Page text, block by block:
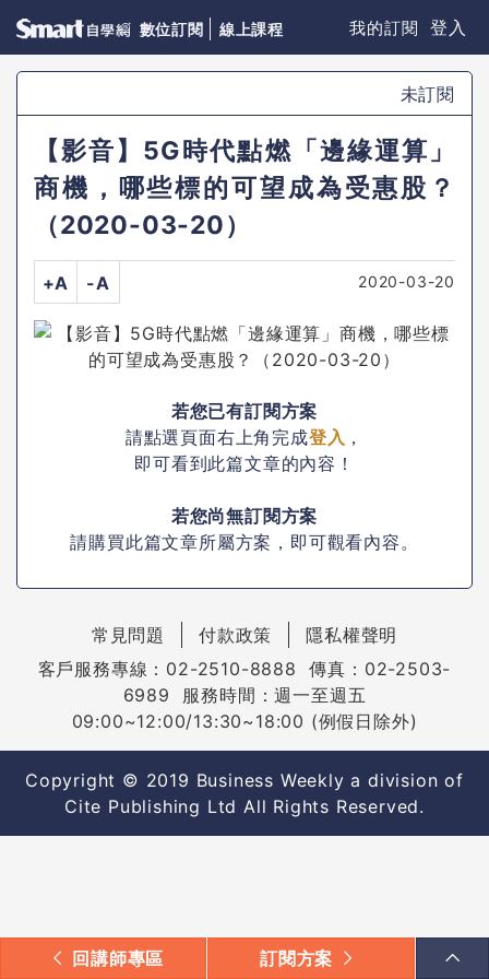
數位訂閱 線上課程 我的訂閱 登入
未訂閱
【影音】5G時代點燃「邊緣運算」
商機，哪些標的可望成為受惠股？
（2020-03-20）
+A -A 2020-03-20
若您已有訂閱方案
請點選頁面右上角完成登入 ，
即可看到此篇文章的內容！
若您尚無訂閱方案
請購買此篇文章所屬方案，即可觀看內容。
回講師專區 訂閱方案
常見問題 付款政策
隱私權聲明
客戶服務專線：02-2510-8888 傳真：02-2503-
6989 服務時間：週一至週五
09:00~12:00/13:30~18:00 (例假日除外)
Copyright © 2019 Business Weekly a division of
Cite Publishing Ltd All Rights Reserved.